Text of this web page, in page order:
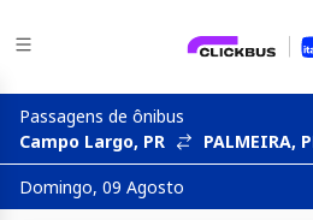
Passagens de ônibus
Campo Largo, PR
PALMEIRA,
Domingo, 09 Agosto